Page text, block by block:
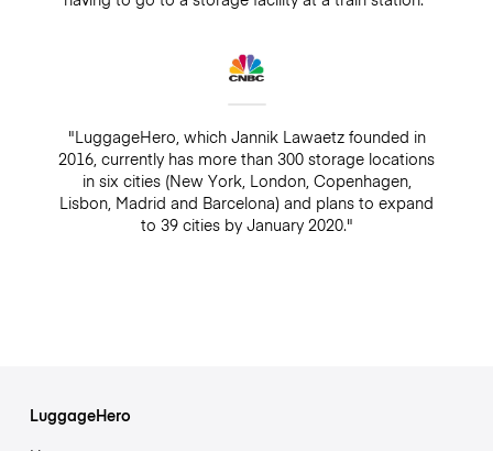
"LuggageHero, which Jannik Lawaetz founded in
2016, currently has more than 300 storage locations
in six cities (New York, London, Copenhagen,
Lisbon, Madrid and Barcelona) and plans to expand
to 39 cities by January 2020."
LuggageHero